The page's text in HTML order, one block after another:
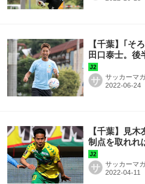
【千葉】｢そ
田口泰士。後
「ボールを大
出てきている
サ サッカーマ
【千葉】見
制点を取れれ
ある｣。そし
ーで攻撃が面
サ サッカーマ